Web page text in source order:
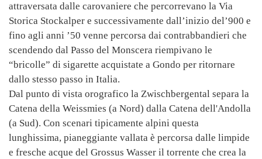
attraversata dalle carovaniere che percorrevano la Via
Storica Stockalper e successivamente dall’inizio del’900 e
fino agli anni ’50 venne percorsa dai contrabbandieri che
scendendo dal Passo del Monscera riempivano le
“bricolle” di sigarette acquistate a Gondo per ritornare
dallo stesso passo in Italia.
Dal punto di vista orografico la Zwischbergental separa la
Catena della Weissmies (a Nord) dalla Catena dell'Andolla
(a Sud). Con scenari tipicamente alpini questa
lunghissima, pianeggiante vallata è percorsa dalle limpide
e fresche acque del Grossus Wasser il torrente che crea la